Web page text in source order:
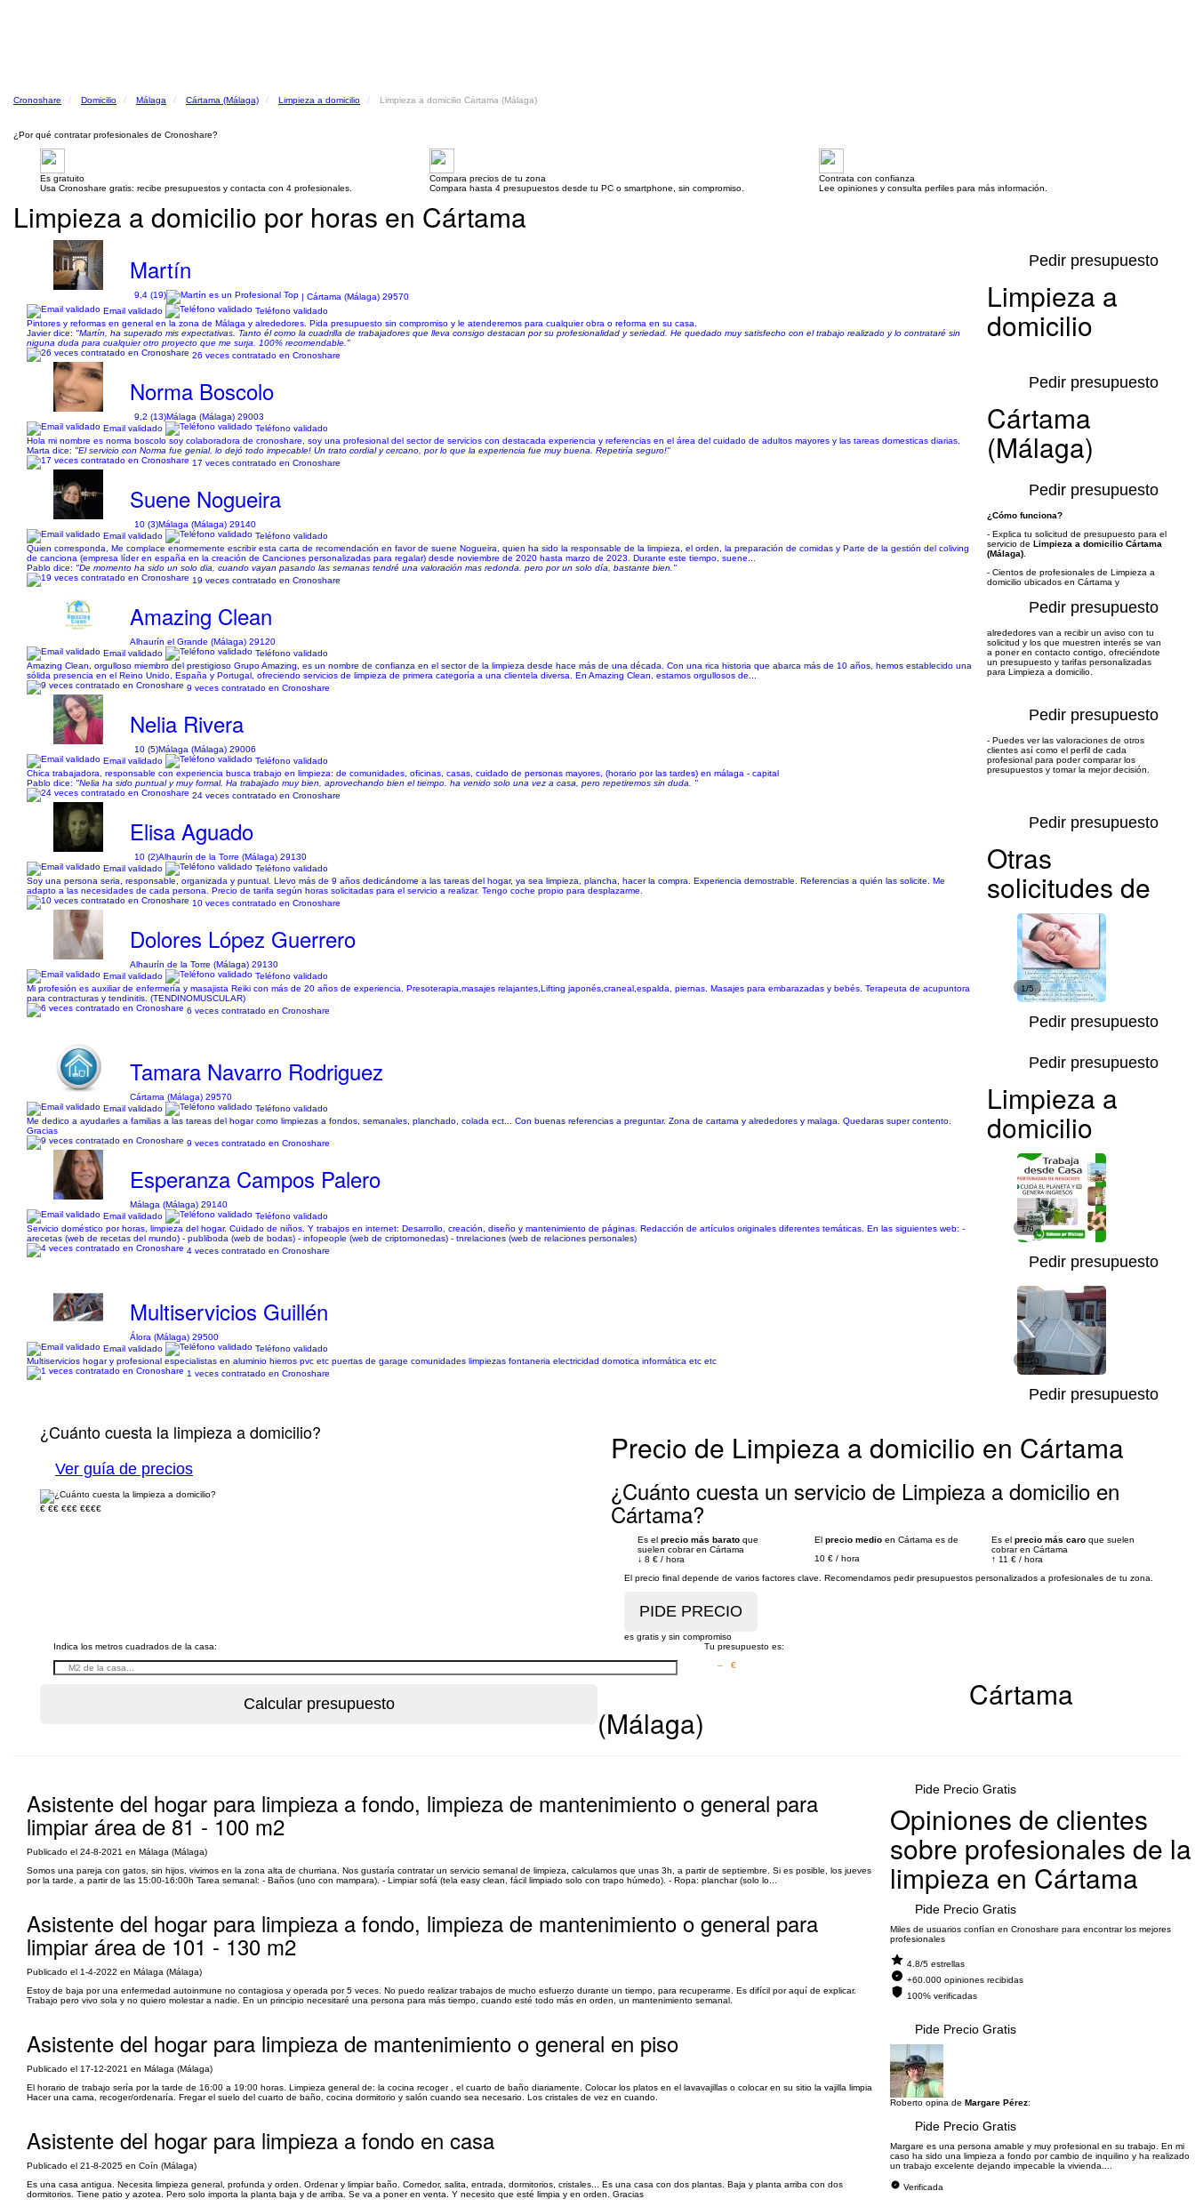
Cronoshare Domicilio Málaga Cártama (Málaga) Limpieza a domicilio Limpieza a domicilio Cártama (Málaga)
¿Por qué contratar profesionales de Cronoshare?
Es gratuito
Usa Cronoshare gratis: recibe presupuestos y contacta con 4 profesionales.
Compara precios de tu zona
Compara hasta 4 presupuestos desde tu PC o smartphone, sin compromiso.
Contrata con confianza
Lee opiniones y consulta perfiles para más información.
Limpieza a domicilio por horas en Cártama
Martín
9,4 (19)
| Cártama (Málaga) 29570
Email validado
Teléfono validado
Pintores y reformas en general en la zona de Málaga y alrededores. Pida presupuesto sin compromiso y le atenderemos para cualquier obra o reforma en su casa.
Javier dice: "Martín, ha superado mis expectativas. Tanto él como la cuadrilla de trabajadores que lleva consigo destacan por su profesionalidad y seriedad. He quedado muy satisfecho con el trabajo realizado y lo contrataré sin
niguna duda para cualquier otro proyecto que me surja. 100% recomendable."
26 veces contratado en Cronoshare
Pedir presupuesto
Norma Boscolo
9,2 (13)Málaga (Málaga) 29003
Email validado
Teléfono validado
Hola mi nombre es norma boscolo soy colaboradora de cronoshare, soy una profesional del sector de servicios con destacada experiencia y referencias en el área del cuidado de adultos mayores y las tareas domesticas diarias.
Marta dice: "El servicio con Norma fue genial, lo dejó todo impecable! Un trato cordial y cercano, por lo que la experiencia fue muy buena. Repetiría seguro!"
17 veces contratado en Cronoshare
Pedir presupuesto
Suene Nogueira
10 (3)Málaga (Málaga) 29140
Email validado
Teléfono validado
Quien corresponda, Me complace enormemente escribir esta carta de recomendación en favor de suene Nogueira, quien ha sido la responsable de la limpieza, el orden, la preparación de comidas y Parte de la gestión del coliving
de canciona (empresa líder en españa en la creación de Canciones personalizadas para regalar) desde noviembre de 2020 hasta marzo de 2023. Durante este tiempo, suene...
Pablo dice: "De momento ha sido un solo dia, cuando vayan pasando las semanas tendré una valoración mas redonda. pero por un solo día, bastante bien."
19 veces contratado en Cronoshare
Pedir presupuesto
Amazing Clean
Alhaurín el Grande (Málaga) 29120
Email validado
Teléfono validado
Amazing Clean, orgulloso miembro del prestigioso Grupo Amazing, es un nombre de confianza en el sector de la limpieza desde hace más de una década. Con una rica historia que abarca más de 10 años, hemos establecido una
sólida presencia en el Reino Unido, España y Portugal, ofreciendo servicios de limpieza de primera categoría a una clientela diversa. En Amazing Clean, estamos orgullosos de...
9 veces contratado en Cronoshare
Pedir presupuesto
Nelia Rivera
10 (5)Málaga (Málaga) 29006
Email validado
Teléfono validado
Chica trabajadora, responsable con experiencia busca trabajo en limpieza: de comunidades, oficinas, casas, cuidado de personas mayores, (horario por las tardes) en málaga - capital
Pablo dice: "Nelia ha sido puntual y muy formal. Ha trabajado muy bien, aprovechando bien el tiempo. ha venido solo una vez a casa, pero repetiremos sin duda. "
24 veces contratado en Cronoshare
Pedir presupuesto
Elisa Aguado
10 (2)Alhaurín de la Torre (Málaga) 29130
Email validado
Teléfono validado
Soy una persona seria, responsable, organizada y puntual. Llevo más de 9 años dedicándome a las tareas del hogar, ya sea limpieza, plancha, hacer la compra. Experiencia demostrable. Referencias a quién las solicite. Me
adapto a las necesidades de cada persona. Precio de tarifa según horas solicitadas para el servicio a realizar. Tengo coche propio para desplazarme.
10 veces contratado en Cronoshare
Pedir presupuesto
Dolores López Guerrero
Alhaurín de la Torre (Málaga) 29130
Email validado
Teléfono validado
Mi profesión es auxiliar de enfermería y masajista Reiki con más de 20 años de experiencia. Presoterapia,masajes relajantes,Lifting japonés,craneal,espalda, piernas. Masajes para embarazadas y bebés. Terapeuta de acupuntora
para contracturas y tendinitis. (TENDINOMUSCULAR)
6 veces contratado en Cronoshare
1/5
Pedir presupuesto
Tamara Navarro Rodriguez
Cártama (Málaga) 29570
Email validado
Teléfono validado
Me dedico a ayudarles a familias a las tareas del hogar como limpiezas a fondos, semanales, planchado, colada ect... Con buenas referencias a preguntar. Zona de cartama y alrededores y malaga. Quedaras super contento.
Gracias
9 veces contratado en Cronoshare
Pedir presupuesto
Esperanza Campos Palero
Málaga (Málaga) 29140
Email validado
Teléfono validado
Servicio doméstico por horas, limpieza del hogar. Cuidado de niños. Y trabajos en internet: Desarrollo, creación, diseño y mantenimiento de páginas. Redacción de artículos originales diferentes temáticas. En las siguientes web: -
arecetas (web de recetas del mundo) - publiboda (web de bodas) - infopeople (web de criptomonedas) - tnrelaciones (web de relaciones personales)
4 veces contratado en Cronoshare
1/6
Pedir presupuesto
Multiservicios Guillén
Álora (Málaga) 29500
Email validado
Teléfono validado
Multiservicios hogar y profesional especialistas en aluminio hierros pvc etc puertas de garage comunidades limpiezas fontaneria electricidad domotica informática etc etc
1 veces contratado en Cronoshare
1/10
Pedir presupuesto
¿Cuánto cuesta la limpieza a domicilio?
Ver guía de precios
€ €€ €€€ €€€€
Precio de Limpieza a domicilio en Cártama
¿Cuánto cuesta un servicio de Limpieza a domicilio en
Cártama?
Es el precio más barato que
suelen cobrar en Cártama
↓ 8 € / hora
El precio medio en Cártama es de
10 € / hora
Es el precio más caro que suelen
cobrar en Cártama
↑ 11 € / hora
El precio final depende de varios factores clave. Recomendamos pedir presupuestos personalizados a profesionales de tu zona.
es gratis y sin compromiso
Limpieza a
domicilio
Cártama
(Málaga)
¿Cómo funciona?
- Explica tu solicitud de presupuesto para el
servicio de Limpieza a domicilio Cártama
(Málaga)
- Cientos de profesionales de Limpieza a
domicilio ubicados en Cártama y
alrededores van a recibir un aviso con tu
solicitud y los que muestren interés se van
a poner en contacto contigo, ofreciéndote
un presupuesto y tarifas personalizadas
para Limpieza a domicilio.
- Puedes ver las valoraciones de otros
clientes así como el perfil de cada
profesional para poder comparar los
presupuestos y tomar la mejor decisión.
Indica los metros cuadrados de la casa:
Tu presupuesto es:
– €
Otras
solicitudes de
Limpieza a
domicilio
Cártama
(Málaga)
Asistente del hogar para limpieza a fondo, limpieza de mantenimiento o general para
limpiar área de 81 - 100 m2
Publicado el 24-8-2021 en Málaga (Málaga)
Somos una pareja con gatos, sin hijos, vivimos en la zona alta de churriana. Nos gustaría contratar un servicio semanal de limpieza, calculamos que unas 3h, a partir de septiembre. Si es posible, los jueves
por la tarde, a partir de las 15:00-16:00h Tarea semanal: - Baños (uno con mampara). - Limpiar sofá (tela easy clean, fácil limpiado solo con trapo húmedo). - Ropa: planchar (solo lo...
Pide Precio Gratis
Asistente del hogar para limpieza a fondo, limpieza de mantenimiento o general para
limpiar área de 101 - 130 m2
Publicado el 1-4-2022 en Málaga (Málaga)
Estoy de baja por una enfermedad autoinmune no contagiosa y operada por 5 veces. No puedo realizar trabajos de mucho esfuerzo durante un tiempo, para recuperarme. Es difícil por aquí de explicar.
Trabajo pero vivo sola y no quiero molestar a nadie. En un principio necesitaré una persona para más tiempo, cuando esté todo más en orden, un mantenimiento semanal.
Pide Precio Gratis
Asistente del hogar para limpieza de mantenimiento o general en piso
Publicado el 17-12-2021 en Málaga (Málaga)
El horario de trabajo sería por la tarde de 16:00 a 19:00 horas. Limpieza general de: la cocina recoger , el cuarto de baño diariamente. Colocar los platos en el lavavajillas o colocar en su sitio la vajilla limpia
Hacer una cama, recoger/ordenaría. Fregar el suelo del cuarto de baño, cocina dormitorio y salón cuando sea necesario. Los cristales de vez en cuando.
Pide Precio Gratis
Asistente del hogar para limpieza a fondo en casa
Publicado el 21-8-2025 en Coín (Málaga)
Es una casa antigua. Necesita limpieza general, profunda y orden. Ordenar y limpiar baño. Comedor, salita, entrada, dormitorios, cristales... Es una casa con dos plantas. Baja y planta arriba con dos
dormitorios. Tiene patio y azotea. Pero solo importa la planta baja y de arriba. Se va a poner en venta. Y necesito que esté limpia y en orden. Gracias
Pide Precio Gratis
Opiniones de clientes
sobre profesionales de la
limpieza en Cártama
Miles de usuarios confían en Cronoshare para encontrar los mejores
profesionales
4.8/5 estrellas
+60.000 opiniones recibidas
100% verificadas
Roberto opina de Margare Pérez:
Margare es una persona amable y muy profesional en su trabajo. En mi
caso ha sido una limpieza a fondo por cambio de inquilino y ha realizado
un trabajo excelente dejando impecable la vivienda....
Verificada